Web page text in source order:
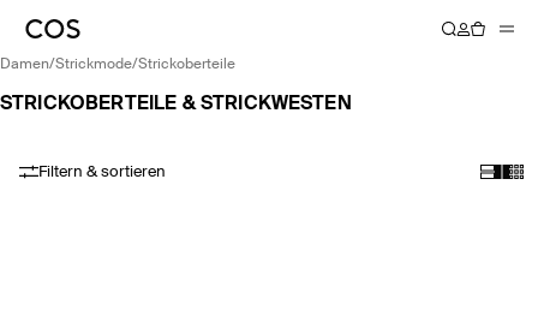
damen/ strickmode/ strickoberteile
STRICKOBERTEILE & STRICKWESTEN
Filtern & sortieren